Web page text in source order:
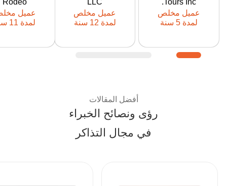
Tours Inc.
عميل مخلص
لمدة 5 سنة
عميل Ticketor
منذ: 2021
LLC
عميل مخلص
لمدة 12 سنة
عميل Ticketor
منذ: 2014
Rodeo
عميل
لمدة 11 سنة
عميل Ticketor
منذ:
أفضل المقالات
رؤى ونصائح الخبراء
في مجال التذاكر